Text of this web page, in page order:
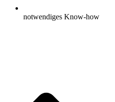
notwendiges Know-how